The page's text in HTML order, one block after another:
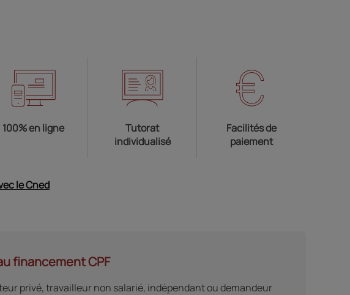
100% en ligne
Tutorat
individualisé
Facilités de
paiement
le Cned
financement CPF
privé, travailleur non salarié, indépendant ou demandeur